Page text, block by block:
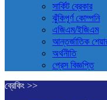
সার্কিট ব্রেকার
ঝুঁকিপূর্ণ কোম্পনি
এজিএম/ইজিএম
আন্তর্জাতিক
অর্থনীতি
প্রেস বিজ্ঞপ্তি
ব্রেকিং >>